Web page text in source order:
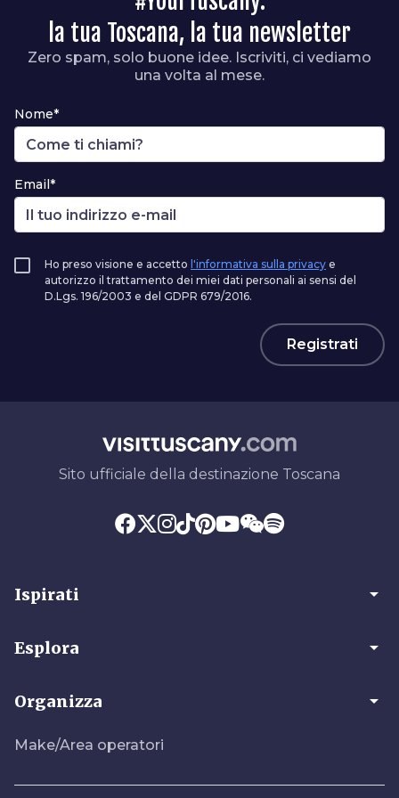
la tua Toscana, la tua newsletter
Zero spam, solo buone idee. Iscriviti, ci vediamo
una volta al mese.
Nome*
Email*
Ho preso visione e accetto l'informativa sulla privacy e
autorizzo il trattamento dei miei dati personali ai sensi del
D.Lgs. 196/2003 e del GDPR 679/2016.
Registrati
Sito ufficiale della destinazione Toscana
Ispirati arrow_drop_down
Esplora arrow_drop_down
Organizza arrow_drop_down
Make/Area operatori